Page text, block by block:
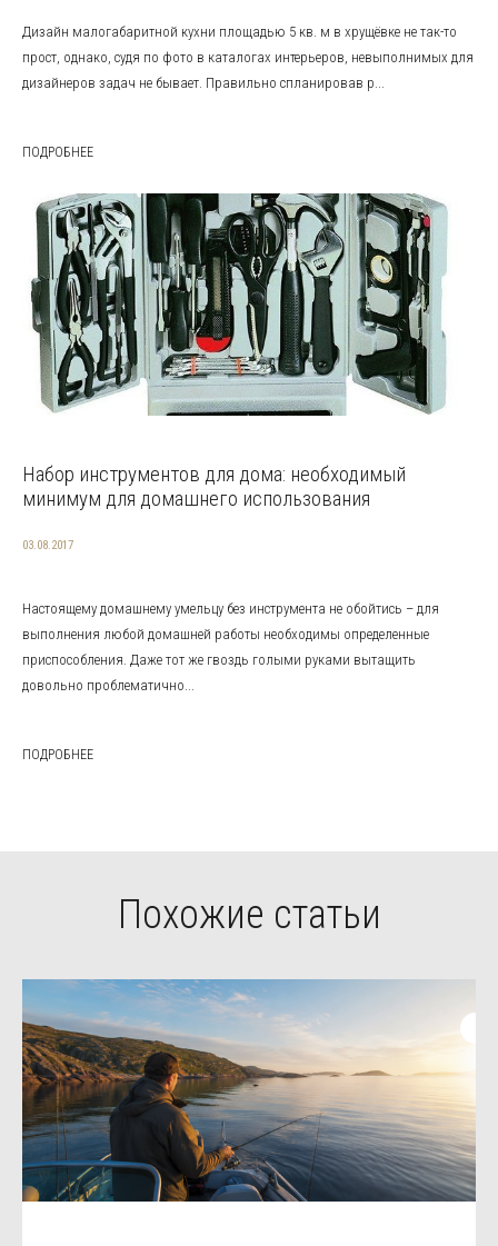
Дизайн малогабаритной кухни площадью 5 кв. м в хрущёвке не так-то
прост, однако, судя по фото в каталогах интерьеров, невыполнимых для
дизайнеров задач не бывает. Правильно спланировав р...
ПОДРОБНЕЕ
Набор инструментов для дома: необходимый
минимум для домашнего использования
03.08.2017
Настоящему домашнему умельцу без инструмента не обойтись – для
выполнения любой домашней работы необходимы определенные
приспособления. Даже тот же гвоздь голыми руками вытащить
довольно проблематично...
ПОДРОБНЕЕ
Похожие статьи